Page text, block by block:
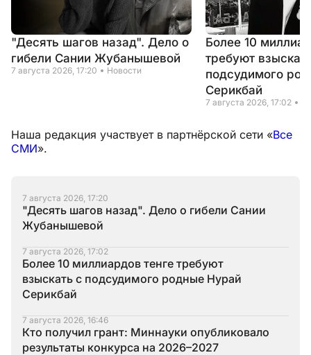
"Десять шагов назад". Дело о
гибели Сании Жубанышевой
7 августа 2026, 17:20 Новости
Более 10
требуют
подсудимого
Серикбай
7 августа 2026, 17:02
Наша редакция участвует в партнёрской сети «Все
СМИ».
7 августа 2026, 17:20
"Десять шагов назад". Дело о гибели Сании
Жубанышевой
7 августа 2026, 17:02
Более 10 миллиардов тенге требуют
взыскать с подсудимого родные Нурай
Серикбай
7 августа 2026, 16:46
Кто получил грант: Миннауки опубликовало
результаты конкурса на 2026–2027